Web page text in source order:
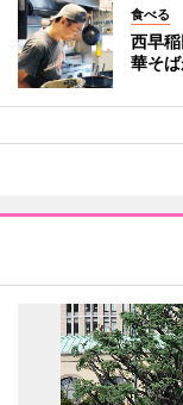
食べる
西早
華そ